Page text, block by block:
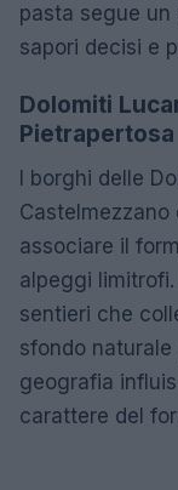
pasta segue
sapori decisi e
Dolomiti
Pietrapertosa
I borghi delle
associare il
alpeggi
sentieri che
sfondo
geografia
carattere del